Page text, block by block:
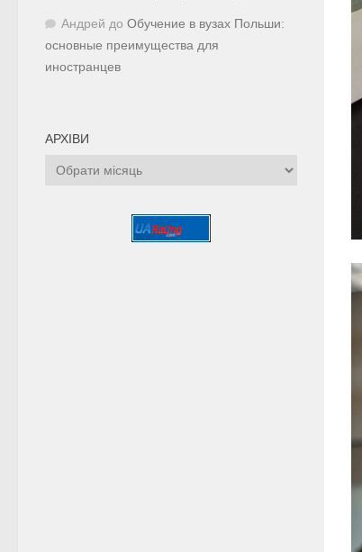
Андрей до Обучение в вузах Польши:
основные преимущества для
иностранцев
АРХІВИ
Архіви